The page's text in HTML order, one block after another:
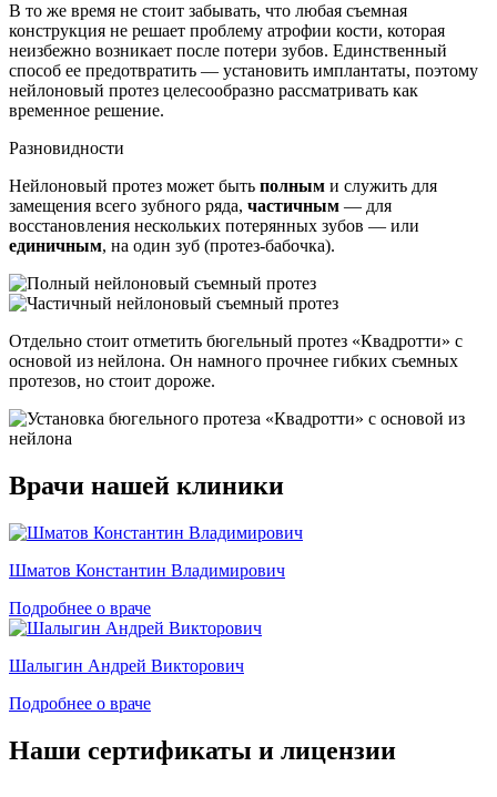
В то же время не стоит забывать, что любая съемная
конструкция не решает проблему атрофии кости, которая
неизбежно возникает после потери зубов. Единственный
способ ее предотвратить — установить имплантаты, поэтому
нейлоновый протез целесообразно рассматривать как
временное решение.
Разновидности
Нейлоновый протез может быть полным и служить для
замещения всего зубного ряда, частичным — для
восстановления нескольких потерянных зубов — или
единичным, на один зуб (протез-бабочка).
Отдельно стоит отметить бюгельный протез «Квадротти» с
основой из нейлона. Он намного прочнее гибких съемных
протезов, но стоит дороже.
Врачи нашей клиники
Шматов Константин Владимирович
Подробнее о враче
Шалыгин Андрей Викторович
Подробнее о враче
Наши сертификаты и лицензии